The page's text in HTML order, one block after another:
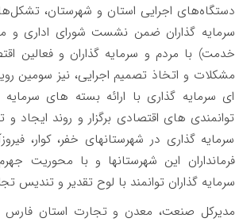
دستگاه‌های اجرایی استان و شهرستان،
سرمایه گذاران ضمن نشست شورای اداری و
خدمت) با مردم و سرمایه گذاران و فعالین
مشکلات و اتخاذ تصمیم اجرایی، نیز سومین
ای سرمایه گذاری با ارائه بسته های
توانمندی های اقتصادی برگزار و روند ایجاد
سرمایه گذاری در شهرستانهای خفر، کوار،
فرمانداران این شهرستانها و با محوریت
سرمایه گذاران توانمند با لوح تقدیر و تندیس
مدیرکل صنعت، معدن و تجارت استان فارس